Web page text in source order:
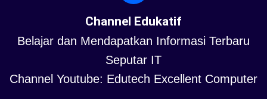
Channel Edukatif
Belajar dan Mendapatkan Informasi Terbaru
Seputar IT
Channel Youtube: Edutech Excellent Computer